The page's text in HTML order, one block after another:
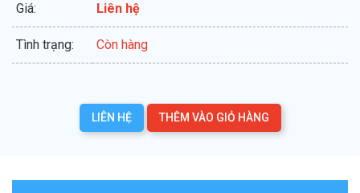
Giá: Liên hệ
Tình trạng: Còn hàng
LIÊN HỆ THÊM VÀO GIỎ HÀNG